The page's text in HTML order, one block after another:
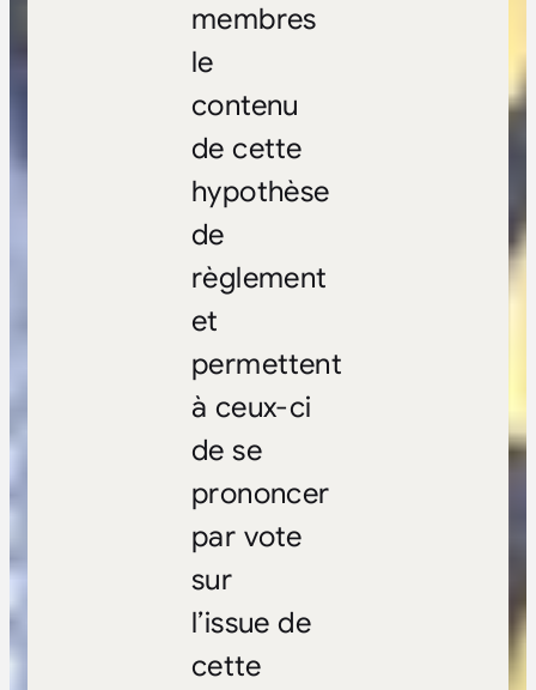
membres
le
contenu
de cette
hypothèse
de
règlement
et
permettent
à ceux-ci
de se
prononcer
par vote
sur
l’issue de
cette